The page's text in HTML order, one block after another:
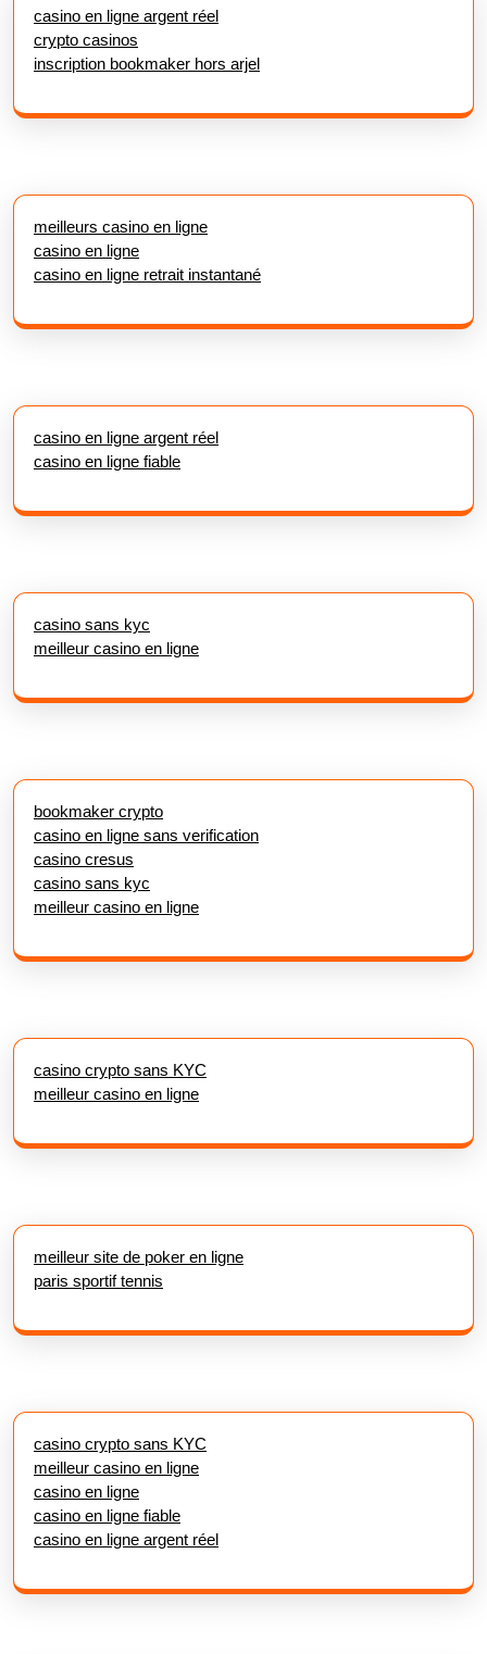
casino en ligne argent réel
crypto casinos
inscription bookmaker hors arjel
meilleurs casino en ligne
casino en ligne
casino en ligne retrait instantané
casino en ligne argent réel
casino en ligne fiable
casino sans kyc
meilleur casino en ligne
bookmaker crypto
casino en ligne sans verification
casino cresus
casino sans kyc
meilleur casino en ligne
casino crypto sans KYC
meilleur casino en ligne
meilleur site de poker en ligne
paris sportif tennis
casino crypto sans KYC
meilleur casino en ligne
casino en ligne
casino en ligne fiable
casino en ligne argent réel